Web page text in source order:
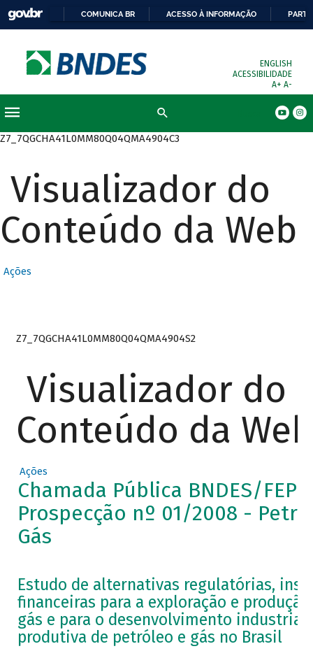
COMUNICA BR ACESSO À INFORMAÇÃO
ENGLISH
ACESSIBILIDADE
A+ A-
Z7_7QGCHA41L0MM80Q04QMA4904C3
Visualizador do
Conteúdo da Web
Ações
Z7_7QGCHA41L0MM80Q04QMA4904S2
Visualizador do
Conteúdo da Web
Ações
Chamada Pública BNDES/FEP
Prospecção nº 01/2008 -
Gás
Estudo de alternativas regulatórias,
financeiras para a exploração e
gás e para o desenvolvimento industrial
produtiva de petróleo e gás no Brasil